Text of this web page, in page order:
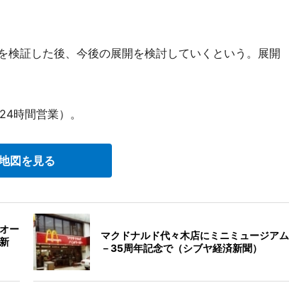
証した後、今後の展開を検討していくという。展開
時間営業）。
図を見る
ー
マクドナルド代々木店にミニミュージアム
－35周年記念で（シブヤ経済新聞）